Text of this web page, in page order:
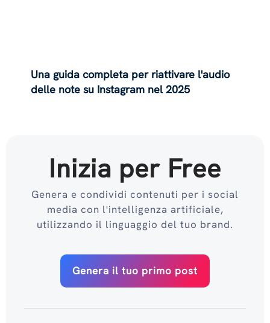
Una guida completa per riattivare l'audio
delle note su Instagram nel 2025
Inizia per Free
Genera e condividi contenuti per i social
media con l'intelligenza artificiale,
utilizzando il linguaggio del tuo brand.
Genera il tuo primo post